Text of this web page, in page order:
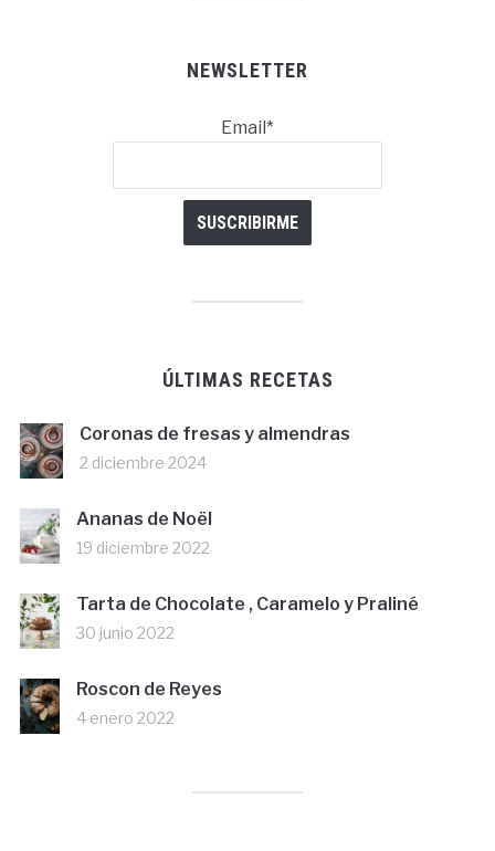
NEWSLETTER
Email*
ÚLTIMAS RECETAS
Coronas de fresas y almendras
2 diciembre 2024
Ananas de Noël
19 diciembre 2022
Tarta de Chocolate , Caramelo y Praliné
30 junio 2022
Roscon de Reyes
4 enero 2022